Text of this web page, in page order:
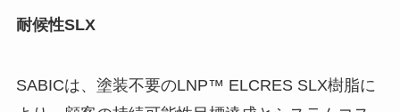
耐候性SLX
SABICは、塗装不要のLNP™ ELCRES SLX樹脂に